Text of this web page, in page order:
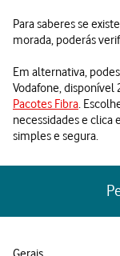
Para saberes se
morada, poderás
Em alternativa,
Vodafone, disponível
Pacotes Fibra.
necessidades e clica
simples e segura.